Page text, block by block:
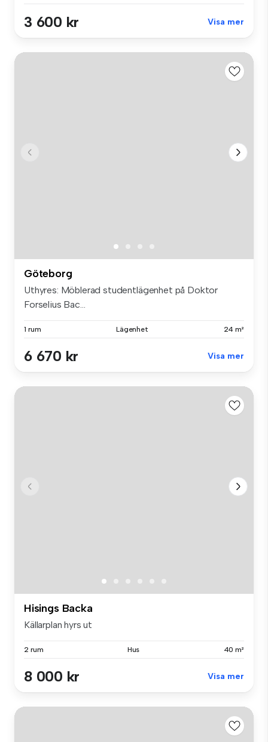
3 600 kr Visa mer
Göteborg
Uthyres: Möblerad studentlägenhet på Doktor
Forselius Bac...
1 rum Lägenhet 24 m²
6 670 kr Visa mer
Hisings Backa
Källarplan hyrs ut
2 rum Hus 40 m²
8 000 kr Visa mer